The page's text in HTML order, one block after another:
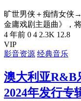
旷世男侠＋痴情女侠
金庸戏剧主题曲》，
4 年前 0 4 2.3K 12.8
VIP
影音资源 经典音乐
澳大利亚R&B
2024年发行专